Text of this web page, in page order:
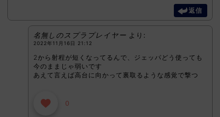
返信
名無しのスプラプレイヤー より:
2022年11月16日 21:12
2から射程が短くなってるんで、ジェッパどう使っても
今のままじゃ弱いです
あえて言えば高台に向かって裏取るような感覚で撃つ
0